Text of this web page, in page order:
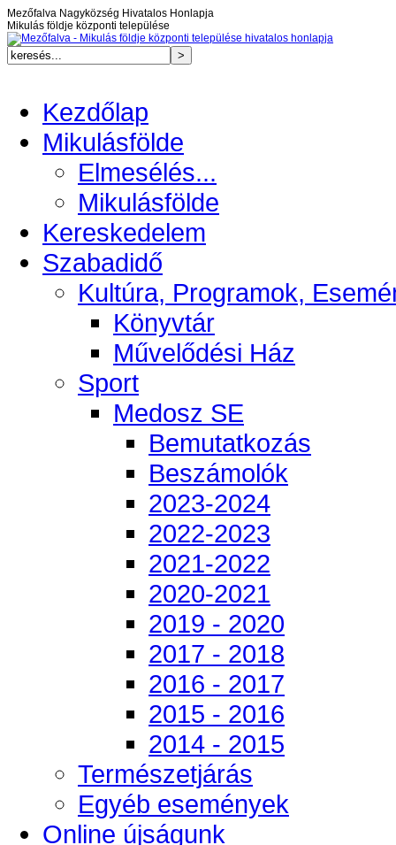
Mezőfalva Nagyközség Hivatalos Honlapja
Mikulás földje központi települése
Kezdőlap
Mikulásfölde
Elmesélés...
Mikulásfölde
Kereskedelem
Szabadidő
Kultúra, Programok,
Könyvtár
Művelődési Ház
Sport
Medosz SE
Bemutatkozás
Beszámolók
2023-2024
2022-2023
2021-2022
2020-2021
2019 - 2020
2017 - 2018
2016 - 2017
2015 - 2016
2014 - 2015
Természetjárás
Egyéb események
Online újságunk